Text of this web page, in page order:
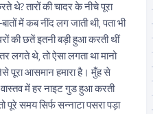
थे? तारों की चादर के नीचे पूरा
में कब नींद लग जाती थी, पता भी
की छतें इतनी बड़ी हुआ करती थीं
लगते थे, तो ऐसा लगता था मानो
पूरा आसमान हमारा है। मुँह से
में हर नाइट गुड हुआ करती
समय सिर्फ सन्नाटा पसरा पड़ा